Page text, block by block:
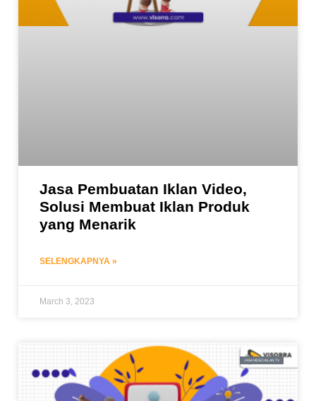
Jasa Pembuatan Iklan Video,
Solusi Membuat Iklan Produk
yang Menarik
SELENGKAPNYA »
March 3, 2023
JASA VIDEO IKLAN TV